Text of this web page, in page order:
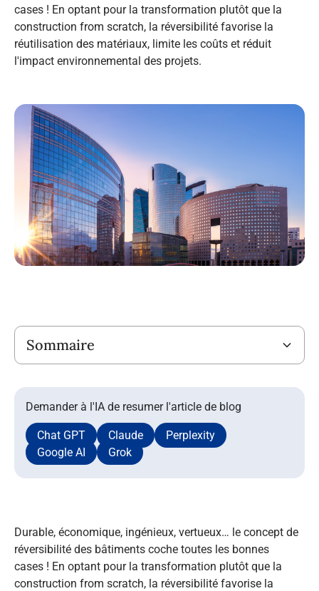
cases ! En optant pour la transformation plutôt que la
construction from scratch, la réversibilité favorise la
réutilisation des matériaux, limite les coûts et réduit
l'impact environnemental des projets.
Demander à l'IA de resumer l'article de blog
Chat GPT Claude
Perplexity
Google AI
Grok
Sommaire
Durable, économique, ingénieux, vertueux… le concept de
réversibilité des bâtiments coche toutes les bonnes
cases ! En optant pour la transformation plutôt que la
construction from scratch, la réversibilité favorise la